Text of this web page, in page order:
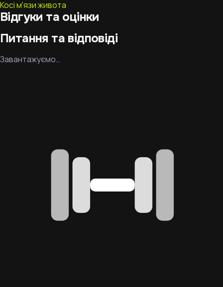
Косі м'язи живота
Відгуки та оцінки
Питання та відповіді
Завантажуємо…